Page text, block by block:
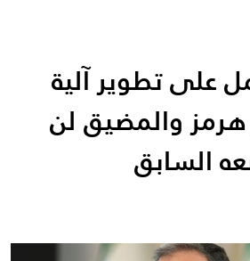
على تطوير آلية
والمضيق لن
السابق